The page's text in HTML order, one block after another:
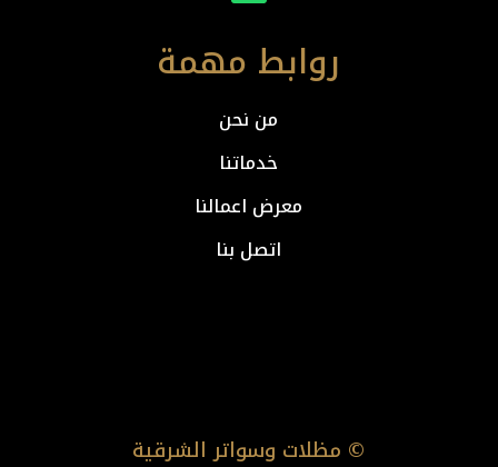
روابط مهمة
من نحن
خدماتنا
معرض اعمالنا
اتصل بنا
© مظلات وسواتر الشرقية